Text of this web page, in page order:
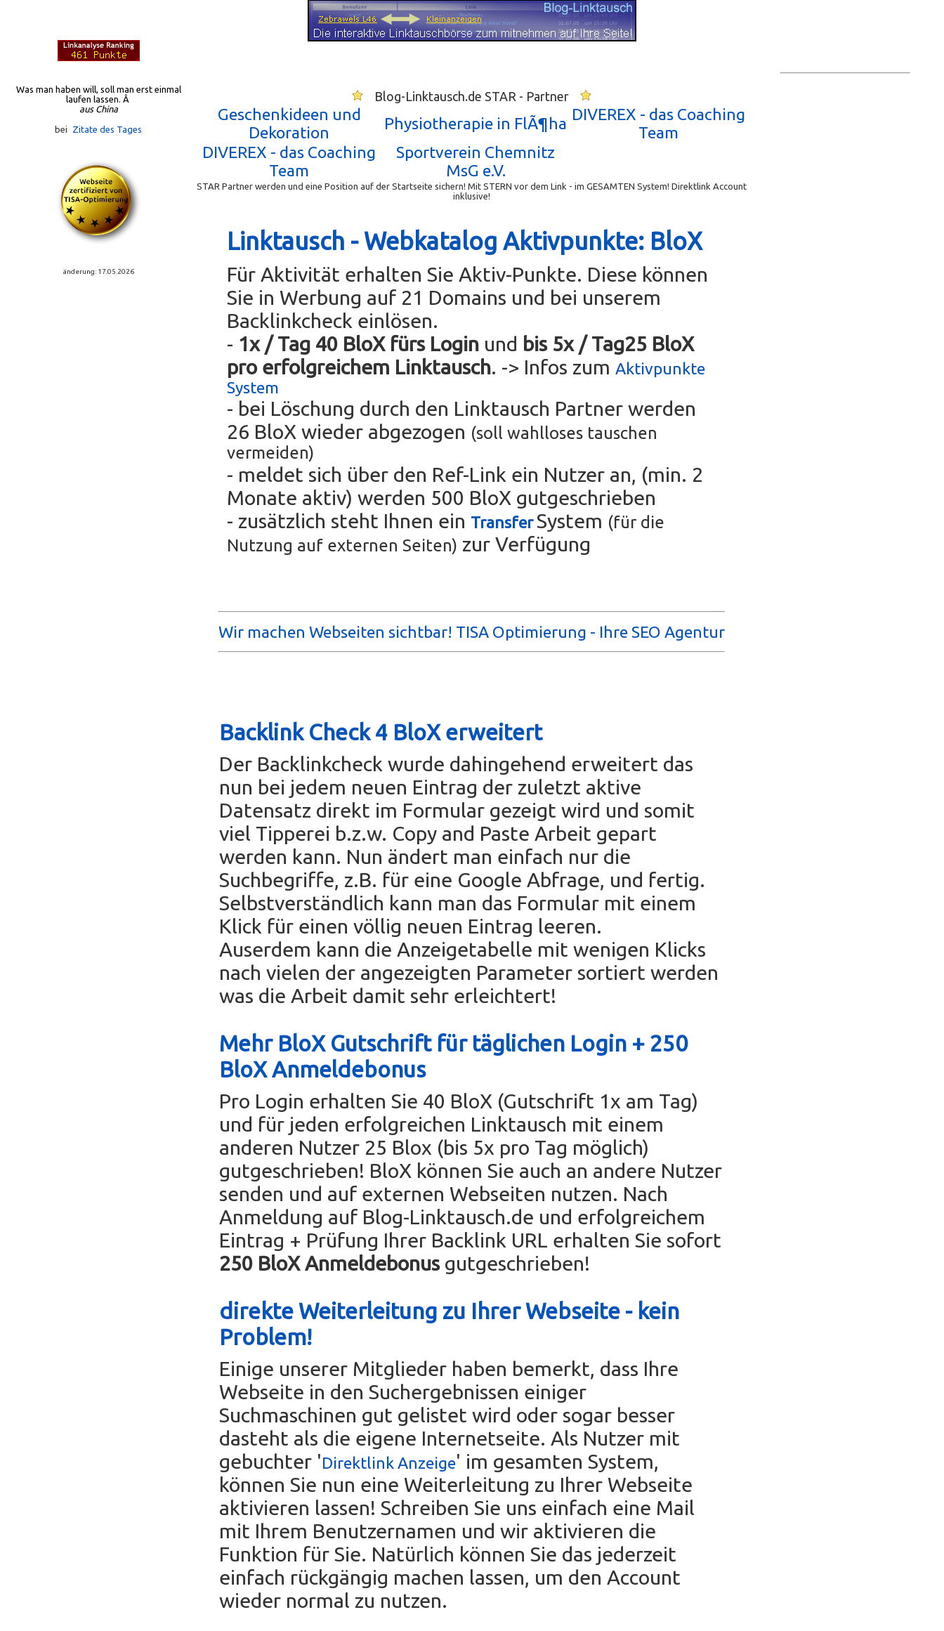
Was man haben will, soll man erst einmal
laufen lassen. Â
aus China
bei Zitate des Tages
änderung: 17.05.2026
Blog-Linktausch.de STAR - Partner
Geschenkideen und
Dekoration
Physiotherapie in FlÃ¶ha
DIVEREX - das Coaching
Team
DIVEREX - das Coaching
Team
Sportverein Chemnitz
MsG e.V.
STAR Partner werden und eine Position auf der Startseite sichern! Mit STERN vor dem Link - im GESAMTEN System! Direktlink Account
inklusive!
Linktausch - Webkatalog Aktivpunkte: BloX
Für Aktivität erhalten Sie Aktiv-Punkte. Diese können
Sie in Werbung auf 21 Domains und bei unserem
Backlinkcheck einlösen.
- 1x / Tag 40 BloX fürs Login und bis 5x / Tag25 BloX
pro erfolgreichem Linktausch. -> Infos zum Aktivpunkte
System
- bei Löschung durch den Linktausch Partner werden
26 BloX wieder abgezogen (soll wahlloses tauschen
vermeiden)
- meldet sich über den Ref-Link ein Nutzer an, (min. 2
Monate aktiv) werden 500 BloX gutgeschrieben
- zusätzlich steht Ihnen ein Transfer System (für die
Nutzung auf externen Seiten) zur Verfügung
Wir machen Webseiten sichtbar! TISA Optimierung - Ihre SEO Agentur
Backlink Check 4 BloX erweitert
Der Backlinkcheck wurde dahingehend erweitert das
nun bei jedem neuen Eintrag der zuletzt aktive
Datensatz direkt im Formular gezeigt wird und somit
viel Tipperei b.z.w. Copy and Paste Arbeit gepart
werden kann. Nun ändert man einfach nur die
Suchbegriffe, z.B. für eine Google Abfrage, und fertig.
Selbstverständlich kann man das Formular mit einem
Klick für einen völlig neuen Eintrag leeren.
Auserdem kann die Anzeigetabelle mit wenigen Klicks
nach vielen der angezeigten Parameter sortiert werden
was die Arbeit damit sehr erleichtert!
Mehr BloX Gutschrift für täglichen Login + 250
BloX Anmeldebonus
Pro Login erhalten Sie 40 BloX (Gutschrift 1x am Tag)
und für jeden erfolgreichen Linktausch mit einem
anderen Nutzer 25 Blox (bis 5x pro Tag möglich)
gutgeschrieben! BloX können Sie auch an andere Nutzer
senden und auf externen Webseiten nutzen. Nach
Anmeldung auf Blog-Linktausch.de und erfolgreichem
Eintrag + Prüfung Ihrer Backlink URL erhalten Sie sofort
250 BloX Anmeldebonusgutgeschrieben!
direkte Weiterleitung zu Ihrer Webseite - kein
Problem!
Einige unserer Mitglieder haben bemerkt, dass Ihre
Webseite in den Suchergebnissen einiger
Suchmaschinen gut gelistet wird oder sogar besser
dasteht als die eigene Internetseite. Als Nutzer mit
gebuchter 'Direktlink Anzeige' im gesamten System,
können Sie nun eine Weiterleitung zu Ihrer Webseite
aktivieren lassen! Schreiben Sie uns einfach eine Mail
mit Ihrem Benutzernamen und wir aktivieren die
Funktion für Sie. Natürlich können Sie das jederzeit
einfach rückgängig machen lassen, um den Account
wieder normal zu nutzen.